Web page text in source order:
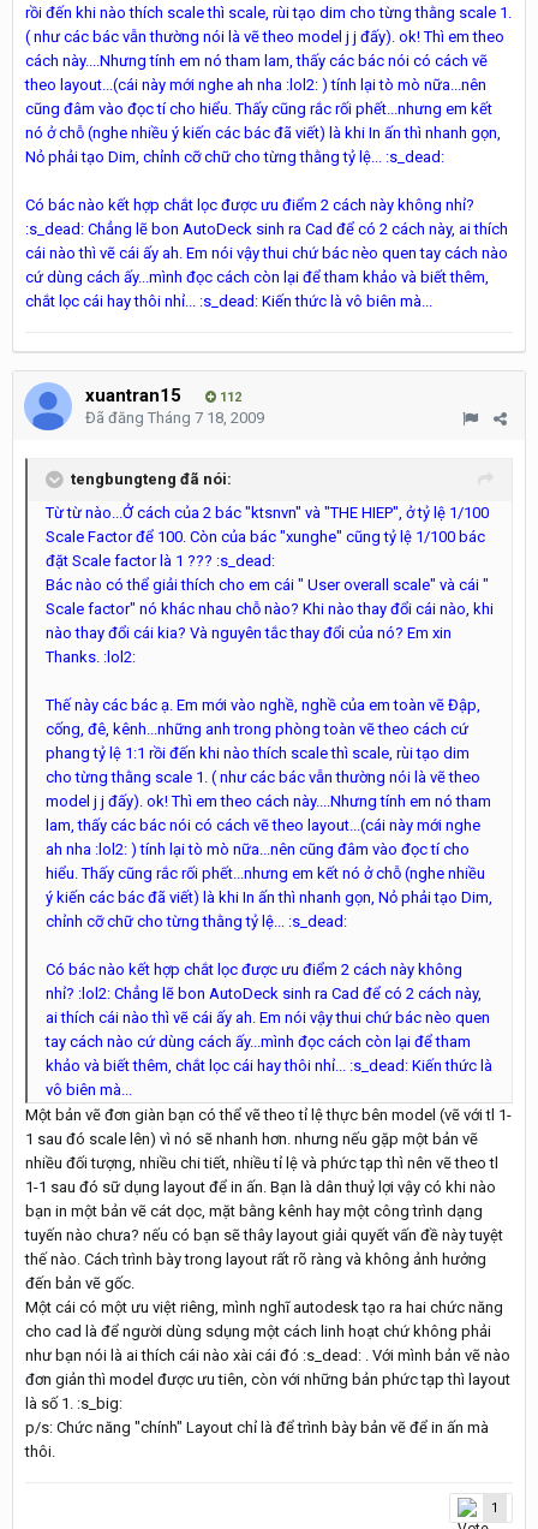
rồi đến khi nào thích scale thì scale, rùi tạo dim cho từng thằng scale 1.
( như các bác vẫn thường nói là vẽ theo model j j đấy). ok! Thì em theo
cách này....Nhưng tính em nó tham lam, thấy các bác nói có cách vẽ
theo layout...(cái này mới nghe ah nha :lol2: ) tính lại tò mò nữa...nên
cũng đâm vào đọc tí cho hiểu. Thấy cũng rắc rối phết...nhưng em kết
nó ở chỗ (nghe nhiều ý kiến các bác đã viết) là khi In ấn thì nhanh gọn,
Nỏ phải tạo Dim, chỉnh cỡ chữ cho từng thằng tỷ lệ... :s_dead:
Có bác nào kết hợp chắt lọc được ưu điểm 2 cách này không nhỉ?
:s_dead: Chẳng lẽ bon AutoDeck sinh ra Cad để có 2 cách này, ai thích
cái nào thì vẽ cái ấy ah. Em nói vậy thui chứ bác nèo quen tay cách nào
cứ dùng cách ấy...mình đọc cách còn lại để tham khảo và biết thêm,
chắt lọc cái hay thôi nhỉ... :s_dead: Kiến thức là vô biên mà...
xuantran15 112
Đã đăng Tháng 7 18, 2009
tengbungteng đã nói:
Từ từ nào...Ở cách của 2 bác "ktsnvn" và "THE HIEP", ở tỷ lệ 1/100
Scale Factor để 100. Còn của bác "xunghe" cũng tỷ lệ 1/100 bác
đặt Scale factor là 1 ??? :s_dead:
Bác nào có thể giải thích cho em cái " User overall scale" và cái "
Scale factor" nó khác nhau chỗ nào? Khi nào thay đổi cái nào, khi
nào thay đổi cái kia? Và nguyên tắc thay đổi của nó? Em xin
Thanks. :lol2:
Thế này các bác ạ. Em mới vào nghề, nghề của em toàn vẽ Đập,
cống, đê, kênh...những anh trong phòng toàn vẽ theo cách cứ
phang tỷ lệ 1:1 rồi đến khi nào thích scale thì scale, rùi tạo dim
cho từng thằng scale 1. ( như các bác vẫn thường nói là vẽ theo
model j j đấy). ok! Thì em theo cách này....Nhưng tính em nó tham
lam, thấy các bác nói có cách vẽ theo layout...(cái này mới nghe
ah nha :lol2: ) tính lại tò mò nữa...nên cũng đâm vào đọc tí cho
hiểu. Thấy cũng rắc rối phết...nhưng em kết nó ở chỗ (nghe nhiều
ý kiến các bác đã viết) là khi In ấn thì nhanh gọn, Nỏ phải tạo Dim,
chỉnh cỡ chữ cho từng thằng tỷ lệ... :s_dead:
Có bác nào kết hợp chắt lọc được ưu điểm 2 cách này không
nhỉ? :lol2: Chẳng lẽ bon AutoDeck sinh ra Cad để có 2 cách này,
ai thích cái nào thì vẽ cái ấy ah. Em nói vậy thui chứ bác nèo quen
tay cách nào cứ dùng cách ấy...mình đọc cách còn lại để tham
khảo và biết thêm, chắt lọc cái hay thôi nhỉ... :s_dead: Kiến thức là
vô biên mà...
Một bản vẽ đơn giàn bạn có thể vẽ theo tỉ lệ thực bên model (vẽ với tl 1-
1 sau đó scale lên) vì nó sẽ nhanh hơn. nhưng nếu gặp một bản vẽ
nhiều đối tượng, nhiều chi tiết, nhiều tỉ lệ và phức tạp thì nên vẽ theo tl
1-1 sau đó sữ dụng layout để in ấn. Bạn là dân thuỷ lợi vậy có khi nào
bạn in một bản vẽ cát dọc, mặt bằng kênh hay một công trình dạng
tuyến nào chưa? nếu có bạn sẽ thây layout giải quyết vấn đề này tuyệt
thế nào. Cách trình bày trong layout rất rõ ràng và không ảnh hưởng
đến bản vẽ gốc.
Một cái có một ưu việt riêng, mình nghĩ autodesk tạo ra hai chức năng
cho cad là để người dùng sdụng một cách linh hoạt chứ không phải
như bạn nói là ai thích cái nào xài cái đó :s_dead: . Với mình bản vẽ nào
đơn giản thì model được ưu tiên, còn với những bản phức tạp thì layout
là số 1. :s_big:
p/s: Chức năng "chính" Layout chỉ là để trình bày bản vẽ để in ấn mà
thôi.
1